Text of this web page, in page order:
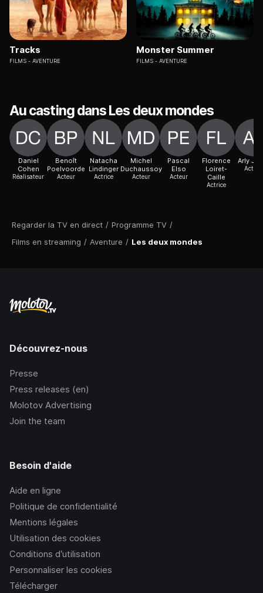
Regarder la TV en direct / Programme TV /
Films en streaming / Aventure / Les deux mondes
Tracks
FILMS AVENTURE
Monster Summer
FILMS AVENTURE
Au casting dans Les deux mondes
Daniel
Cohen
Réalisateur
Benoît
Poelvoorde
Acteur
Natacha
Lindinger
Actrice
Michel
Duchaussoy
Acteur
Pascal
Elso
Acteur
Florence
Loiret-
Caille
Actrice
Arly
Actrice
Découvrez-nous
Presse
Press releases (en)
Molotov Advertising
Join the team
Besoin d'aide
Aide en ligne
Politique de confidentialité
Mentions légales
Utilisation des cookies
Conditions d’utilisation
Personnaliser les cookies
Télécharger